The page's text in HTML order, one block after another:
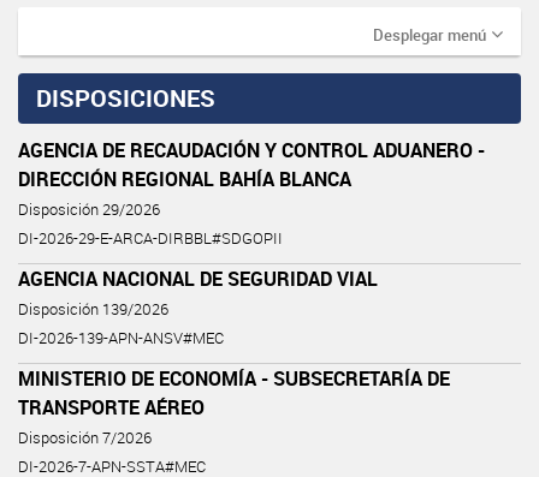
Desplegar menú
DISPOSICIONES
AGENCIA DE RECAUDACIÓN Y CONTROL ADUANERO -
DIRECCIÓN REGIONAL BAHÍA BLANCA
Disposición 29/2026
DI-2026-29-E-ARCA-DIRBBL#SDGOPII
AGENCIA NACIONAL DE SEGURIDAD VIAL
Disposición 139/2026
DI-2026-139-APN-ANSV#MEC
MINISTERIO DE ECONOMÍA - SUBSECRETARÍA DE
TRANSPORTE AÉREO
Disposición 7/2026
DI-2026-7-APN-SSTA#MEC